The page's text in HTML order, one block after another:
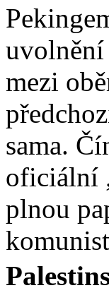
mezi
sama.
oficiální
plnou